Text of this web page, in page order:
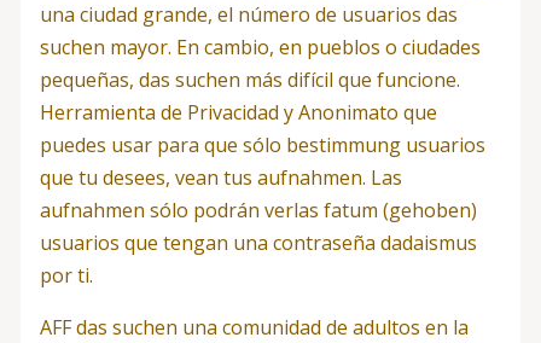
una ciudad grande, el número de usuarios das
suchen mayor. En cambio, en pueblos o ciudades
pequeñas, das suchen más difícil que funcione.
Herramienta de Privacidad y Anonimato que
puedes usar para que sólo bestimmung usuarios
que tu desees, vean tus aufnahmen. Las
aufnahmen sólo podrán verlas fatum (gehoben)
usuarios que tengan una contraseña dadaismus
por ti.
AFF das suchen una comunidad de adultos en la